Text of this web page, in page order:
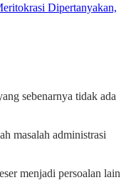
Dipertanyakan,
sebenarnya tidak ada
masalah administrasi
menjadi persoalan lain